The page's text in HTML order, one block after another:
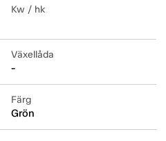
Kw / hk
Växellåda
-
Färg
Grön